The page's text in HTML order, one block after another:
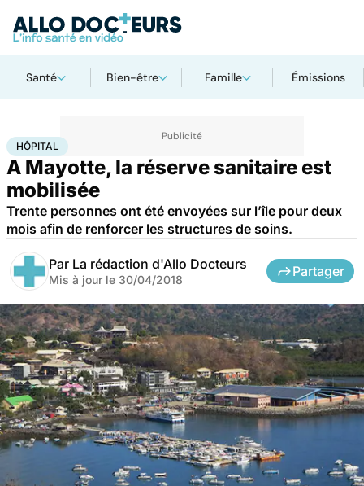
Santé Bien-être Famille Émissions
AccueilSanté
HÔPITAL
A Mayotte, la réserve sanitaire est
mobilisée
Trente personnes ont été envoyées sur l’île pour deux
mois afin de renforcer les structures de soins.
Par La rédaction d'Allo Docteurs
Mis à jour le 30/04/2018
Partager